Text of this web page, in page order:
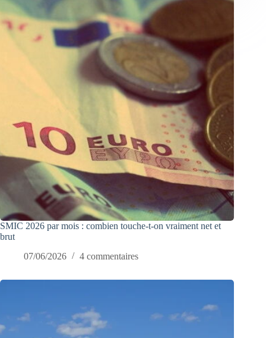
SMIC 2026 par mois : combien touche-t-on vraiment net et
brut
07/06/2026
4 commentaires